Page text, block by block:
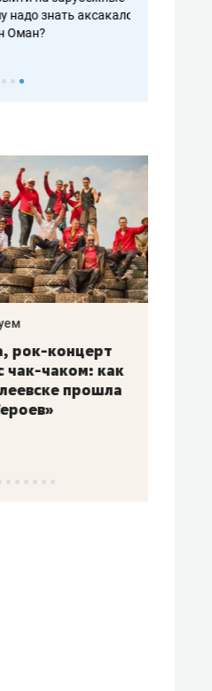
знать аксакалов и
концерт
чаком: как
прошла